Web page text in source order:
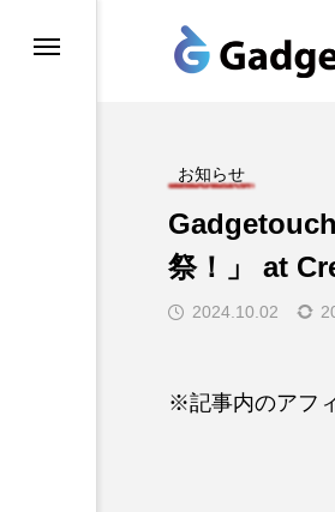
お知らせ
祭！」 at
2024.10.02
※記事内のアフ